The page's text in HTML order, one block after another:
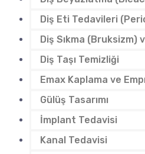
Diş Eti Tedavileri
Diş Sıkma (Bruksizm)
Diş Taşı Temizliği
Emax Kaplama ve
Gülüş Tasarımı
İmplant Tedavisi
Kanal Tedavisi